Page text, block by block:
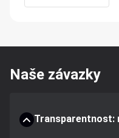
Naše závazky
Transparentnost: